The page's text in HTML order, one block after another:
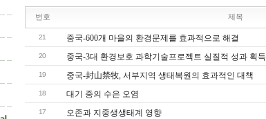
번호 제목
21 중국-600개 마을의 환경문제를 효과적으로 해결
20 중국-3대 환경보호 과학기술프로젝트 실질적 성과 획득
19 중국-封山禁牧, 서부지역 생태복원의 효과적인 대책
18 대기 중의 수은 오염
17 오존과 지중생생태계 영향